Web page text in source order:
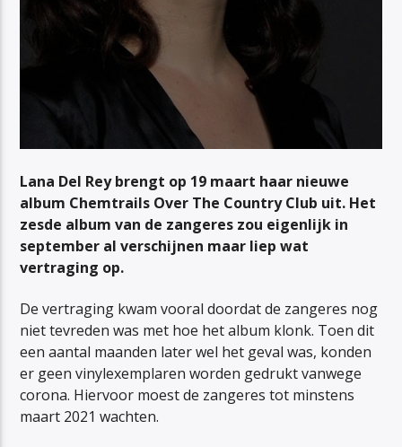
Lana Del Rey brengt op 19 maart haar nieuwe
album Chemtrails Over The Country Club uit. Het
zesde album van de zangeres zou eigenlijk in
september al verschijnen maar liep wat
vertraging op.
De vertraging kwam vooral doordat de zangeres nog
niet tevreden was met hoe het album klonk. Toen dit
een aantal maanden later wel het geval was, konden
er geen vinylexemplaren worden gedrukt vanwege
corona. Hiervoor moest de zangeres tot minstens
maart 2021 wachten.